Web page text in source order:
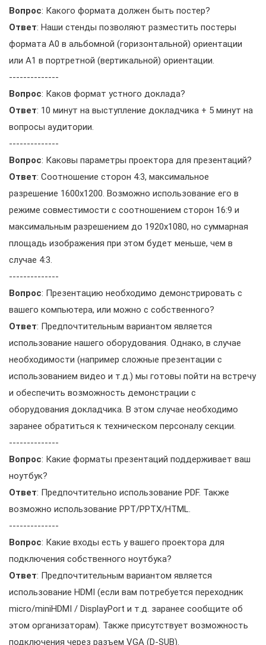
Вопрос: Какого формата должен быть постер?
Ответ: Наши стенды позволяют разместить постеры
формата A0 в альбомной (горизонтальной) ориентации
или A1 в портретной (вертикальной) ориентации.
--------------
Вопрос: Каков формат устного доклада?
Ответ: 10 минут на выступление докладчика + 5 минут на
вопросы аудитории.
--------------
Вопрос: Каковы параметры проектора для презентаций?
Ответ: Соотношение сторон 4:3, максимальное
разрешение 1600х1200. Возможно использование его в
режиме совместимости с соотношением сторон 16:9 и
максимальным разрешением до 1920х1080, но суммарная
площадь изображения при этом будет меньше, чем в
случае 4:3.
--------------
Вопрос: Презентацию необходимо демонстрировать с
вашего компьютера, или можно с собственного?
Ответ: Предпочтительным вариантом является
использование нашего оборудования. Однако, в случае
необходимости (например сложные презентации с
использованием видео и т.д.) мы готовы пойти на встречу
и обеспечить возможность демонстрации с
оборудования докладчика. В этом случае необходимо
заранее обратиться к техническом персоналу секции.
--------------
Вопрос: Какие форматы презентаций поддерживает ваш
ноутбук?
Ответ: Предпочтительно использование PDF. Также
возможно использование PPT/PPTX/HTML.
--------------
Вопрос: Какие входы есть у вашего проектора для
подключения собственного ноутбука?
Ответ: Предпочтительным вариантом является
использование HDMI (если вам потребуется переходник
micro/miniHDMI / DisplayPort и т.д. заранее сообщите об
этом организаторам). Также присутствует возможность
подключения через разъем VGA (D-SUB).